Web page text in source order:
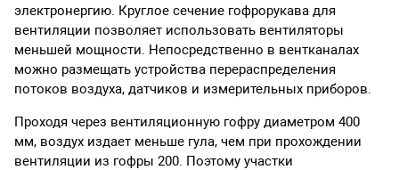
электронергию. Круглое сечение гофрорукава для
вентиляции позволяет использовать вентиляторы
меньшей мощности. Непосредственно в вентканалах
можно размещать устройства перераспределения
потоков воздуха, датчиков и измерительных приборов.
Проходя через вентиляционную гофру диаметром 400
мм, воздух издает меньше гула, чем при прохождении
вентиляции из гофры 200. Поэтому участки